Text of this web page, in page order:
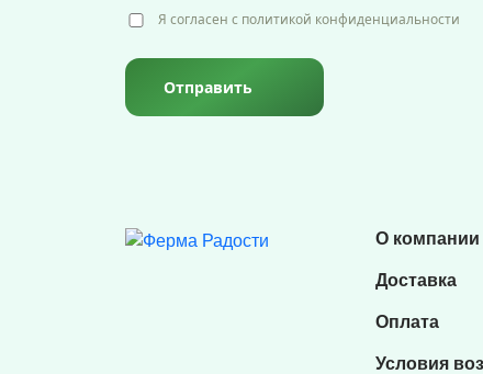
Я согласен с политикой конфиденциальности
Отправить
О компании
Доставка
Оплата
Условия